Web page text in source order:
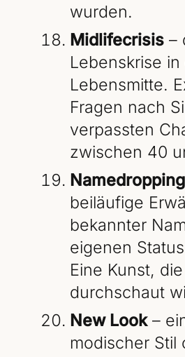
wurden.
Midlifecrisis–
Lebenskrise in
Lebensmitte.
Fragen nach
verpassten
zwischen 40
Namedropping
beiläufige
bekannter
eigenen
Eine Kunst,
durchschaut
New Look–
modischer Stil